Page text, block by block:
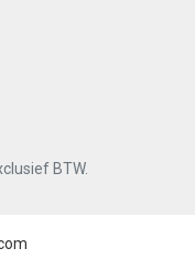
BTW.